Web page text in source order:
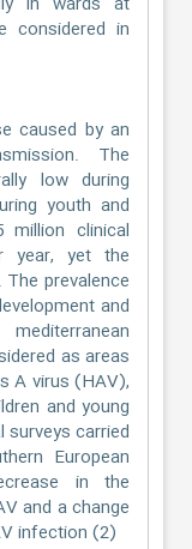
considered in
caused by an
The
low during
youth and
million clinical
year, yet the
prevalence
and
as areas
A virus (HAV),
and young
surveys carried
European
in the
and a change
infection (2)